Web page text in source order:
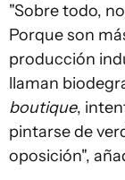
"Sobre todo,
Porque son
producción
llaman
boutique,
pintarse de
oposición",